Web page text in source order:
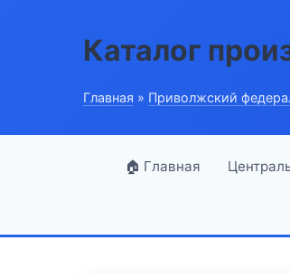
Каталог
Главная » Приволжский
🏠 Главная